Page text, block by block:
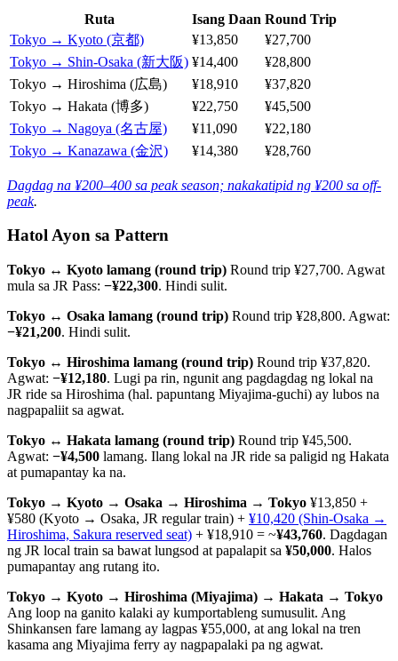
Ruta Isang Daan Round Trip
Tokyo → Kyoto (京都)
¥13,850
¥27,700
Tokyo → Shin-Osaka (新大阪) ¥14,400
¥28,800
Tokyo → Hiroshima (広島)
¥18,910
¥37,820
Tokyo → Hakata (博多)
¥22,750
¥45,500
Tokyo → Nagoya (名古屋)
¥11,090
¥22,180
Tokyo → Kanazawa (金沢)
¥14,380 ¥28,760
Dagdag na ¥200–400 sa peak season; nakakatipid ng ¥200 sa off-
peak.
Hatol Ayon sa Pattern
Tokyo ↔ Kyoto lamang (round trip) Round trip ¥27,700. Agwat
mula sa JR Pass: −¥22,300. Hindi sulit.
Tokyo ↔ Osaka lamang (round trip) Round trip ¥28,800. Agwat:
−¥21,200. Hindi sulit.
Tokyo ↔ Hiroshima lamang (round trip) Round trip ¥37,820.
Agwat: −¥12,180. Lugi pa rin, ngunit ang pagdagdag ng lokal na
JR ride sa Hiroshima (hal. papuntang Miyajima-guchi) ay lubos na
nagpapaliit sa agwat.
Tokyo ↔ Hakata lamang (round trip) Round trip ¥45,500.
Agwat: −¥4,500 lamang. Ilang lokal na JR ride sa paligid ng Hakata
at pumapantay ka na.
Tokyo → Kyoto → Osaka → Hiroshima → Tokyo ¥13,850 +
¥580 (Kyoto → Osaka, JR regular train) + ¥10,420 (Shin-Osaka →
Hiroshima, Sakura reserved seat) + ¥18,910 = ~¥43,760. Dagdagan
ng JR local train sa bawat lungsod at papalapit sa ¥50,000. Halos
pumapantay ang rutang ito.
Tokyo → Kyoto → Hiroshima (Miyajima) → Hakata → Tokyo
Ang loop na ganito kalaki ay kumportableng sumusulit. Ang
Shinkansen fare lamang ay lagpas ¥55,000, at ang lokal na tren
kasama ang Miyajima ferry ay nagpapalaki pa ng agwat.